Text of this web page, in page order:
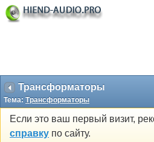
Трансформаторы
Тема: Трансформаторы
Если это ваш первый визит,
справку по сайту.